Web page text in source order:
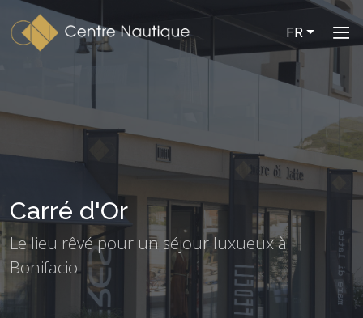
FR
Carré d'Or
Le lieu rêvé pour un séjour luxueux à
Bonifacio